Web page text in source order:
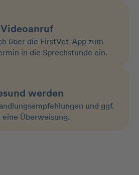
Videoanruf
über die FirstVet-App zum
in die Sprechstunde ein.
werden
und ggf.
eine Überweisung.